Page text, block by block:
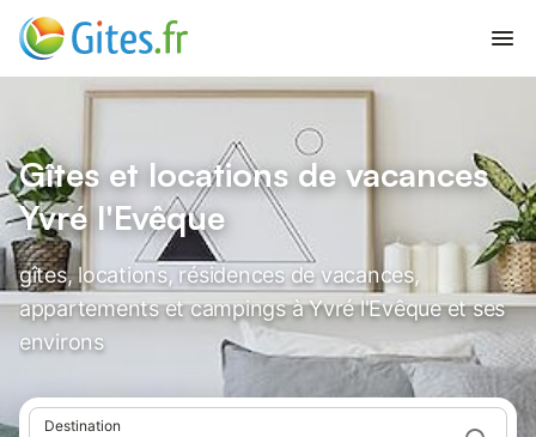
Gîtes et locations de vacances
Yvré l'Evêque
gîtes, locations, résidences de vacances,
appartements et campings à Yvré l'Evêque et ses
environs
Destination